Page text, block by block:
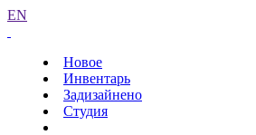
EN
Новое
Инвентарь
Задизайнено
Студия